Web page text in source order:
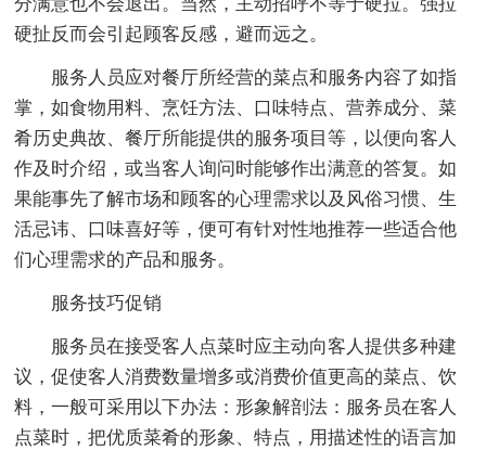
硬扯反而会引起顾客反感，避而远之。
服务人员应对餐厅所经营的菜点和服务内容了如指
掌，如食物用料、烹饪方法、口味特点、营养成分、菜
肴历史典故、餐厅所能提供的服务项目等，以便向客人
作及时介绍，或当客人询问时能够作出满意的答复。如
果能事先了解市场和顾客的心理需求以及风俗习惯、生
活忌讳、口味喜好等，便可有针对性地推荐一些适合他
们心理需求的产品和服务。
服务技巧促销
服务员在接受客人点菜时应主动向客人提供多种建
议，促使客人消费数量增多或消费价值更高的菜点、饮
料，一般可采用以下办法：形象解剖法：服务员在客人
点菜时，把优质菜肴的形象、特点，用描述性的语言加